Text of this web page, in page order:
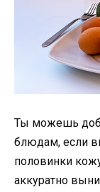
Ты можешь
блюдам, если
половинки
аккуратно